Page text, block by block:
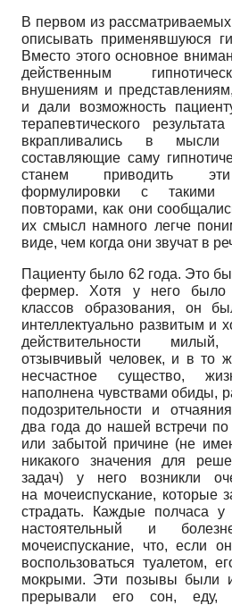
В первом из
описывать применявшуюся
Вместо этого основное
действенным
внушениям и
и дали возможность
терапевтического
вкрапливались в мысли
составляющие саму
станем приводить эти
формулировки с такими
повторами, как они
их смысл намного легче
виде, чем когда они звучат в
Пациенту было 62 года. Это
фермер. Хотя у него было
классов образования, он
интеллектуально развитым и
действительности
отзывчивый человек, и в то
несчастное существо,
наполнена чувствами обиды,
подозрительности и
два года до нашей встречи по
или забытой причине (не
никакого значения для
задач) у него возникли
на мочеиспускание, которые
страдать. Каждые полчаса у
настоятельный и
мочеиспускание, что, если
воспользоваться туалетом,
мокрыми. Эти позывы были
прерывали его сон, еду,